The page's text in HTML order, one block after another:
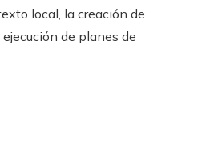
local, la creación de
de planes de